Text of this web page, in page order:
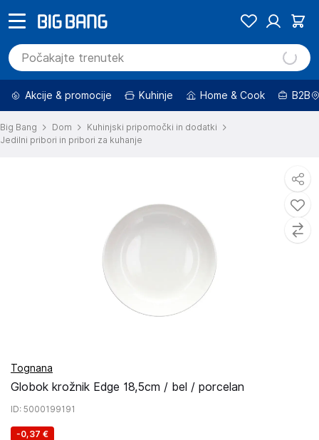
Akcije & promocije Kuhinje Home & Cook B2B
Big Bang Dom
Kuhinjski pripomočki in dodatki
Jedilni pribori in pribori za kuhanje
Tognana
Globok krožnik Edge 18,5cm / bel / porcelan
ID: 5000199191
-0,37 €